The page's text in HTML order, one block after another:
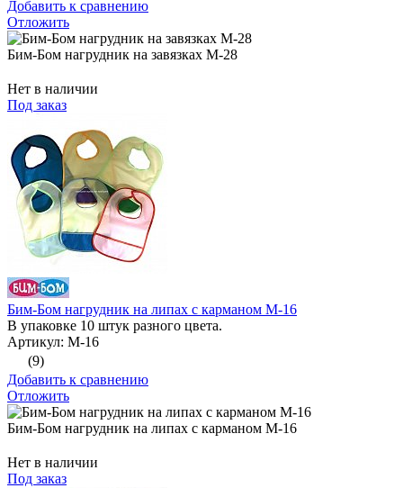
Добавить к сравнению
Отложить
Бим-Бом нагрудник на завязках М-28
Нет в наличии
Под заказ
Бим-Бом нагрудник на липах с карманом М-16
В упаковке 10 штук разного цвета.
Артикул: М-16
(9)
Добавить к сравнению
Отложить
Бим-Бом нагрудник на липах с карманом М-16
Нет в наличии
Под заказ